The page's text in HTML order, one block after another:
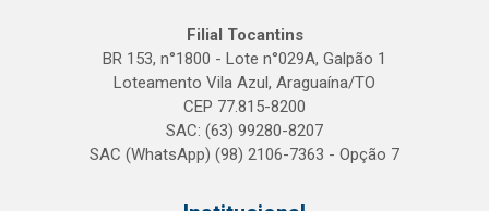
Filial Tocantins
BR 153, n°1800 - Lote n°029A, Galpão 1
Loteamento Vila Azul, Araguaína/TO
CEP 77.815-8200
SAC: (63) 99280-8207
SAC (WhatsApp) (98) 2106-7363 - Opção 7